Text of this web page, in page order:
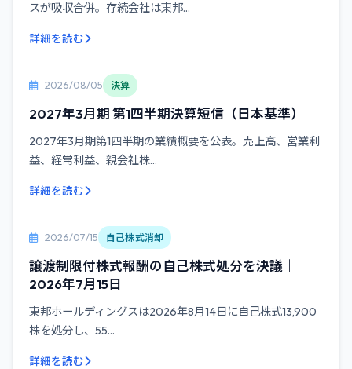
スが吸収合併。存続会社は東邦...
詳細を読む
2026/08/05 決算
2027年3月期 第1四半期決算短信（日本基準）
2027年3月期第1四半期の業績概要を公表。売上高、営業利
益、経常利益、親会社株...
詳細を読む
2026/07/15 自己株式消却
譲渡制限付株式報酬の自己株式処分を決議｜
2026年7月15日
東邦ホールディングスは2026年8月14日に自己株式13,900
株を処分し、55...
詳細を読む